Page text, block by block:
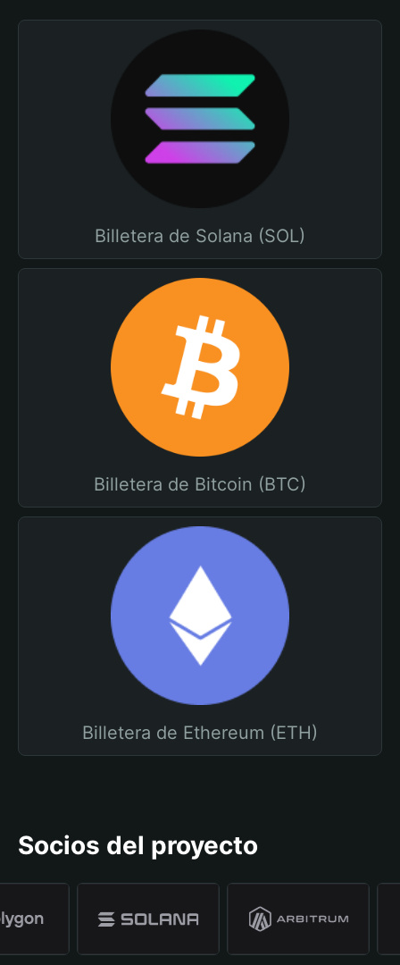
Billetera de Solana (SOL)
Billetera de Bitcoin (BTC)
Billetera de Ethereum (ETH)
Socios del proyecto